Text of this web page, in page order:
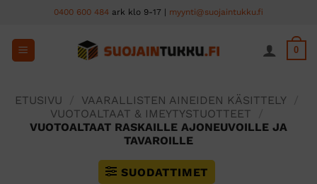
content
0400 600 484 ark klo 9-17 | myynti@suojaintukku.fi
0
ETUSIVU VAARALLISTEN AINEIDEN KÄSITTELY
VUOTOALTAAT & IMEYTYSTUOTTEET
VUOTOALTAAT RASKAILLE AJONEUVOILLE JA
TAVAROILLE
SUODATTIMET